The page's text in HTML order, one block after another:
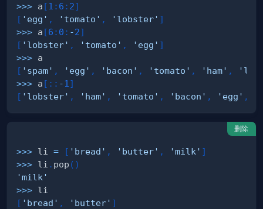
>>> a [1 : 6 : 2]
[ 'egg' , 'tomato' , 'lobster' ]
>>> a [6 : 0 : -2]
[ 'lobster' , 'tomato' , 'egg' ]
>>>
[ 'spam' , 'egg' , 'bacon' , 'tomato' , 'ham' ,
>>> a [ : : -1 ]
[ 'lobster' , 'ham' , 'tomato' , 'bacon' , 'egg' ,
删除
>>> li = [ 'bread' , 'butter' , 'milk' ]
>>> li . pop ( )
'milk'
>>>
[ 'bread' , 'butter' ]